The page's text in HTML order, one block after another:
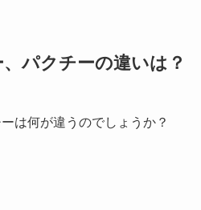
パクチーの違いは？
は何が違うのでしょうか？